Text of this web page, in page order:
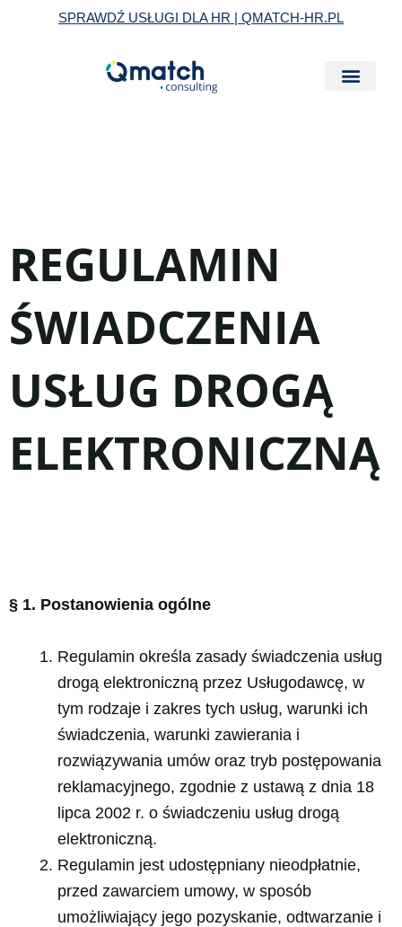
SPRAWDŹ USŁUGI DLA HR | QMATCH-HR.PL
REGULAMIN
ŚWIADCZENIA
USŁUG DROGĄ
ELEKTRONICZNĄ
§ 1. Postanowienia ogólne
Regulamin określa zasady świadczenia usług
drogą elektroniczną przez Usługodawcę, w
tym rodzaje i zakres tych usług, warunki ich
świadczenia, warunki zawierania i
rozwiązywania umów oraz tryb postępowania
reklamacyjnego, zgodnie z ustawą z dnia 18
lipca 2002 r. o świadczeniu usług drogą
elektroniczną.
Regulamin jest udostępniany nieodpłatnie,
przed zawarciem umowy, w sposób
umożliwiający jego pozyskanie, odtwarzanie i